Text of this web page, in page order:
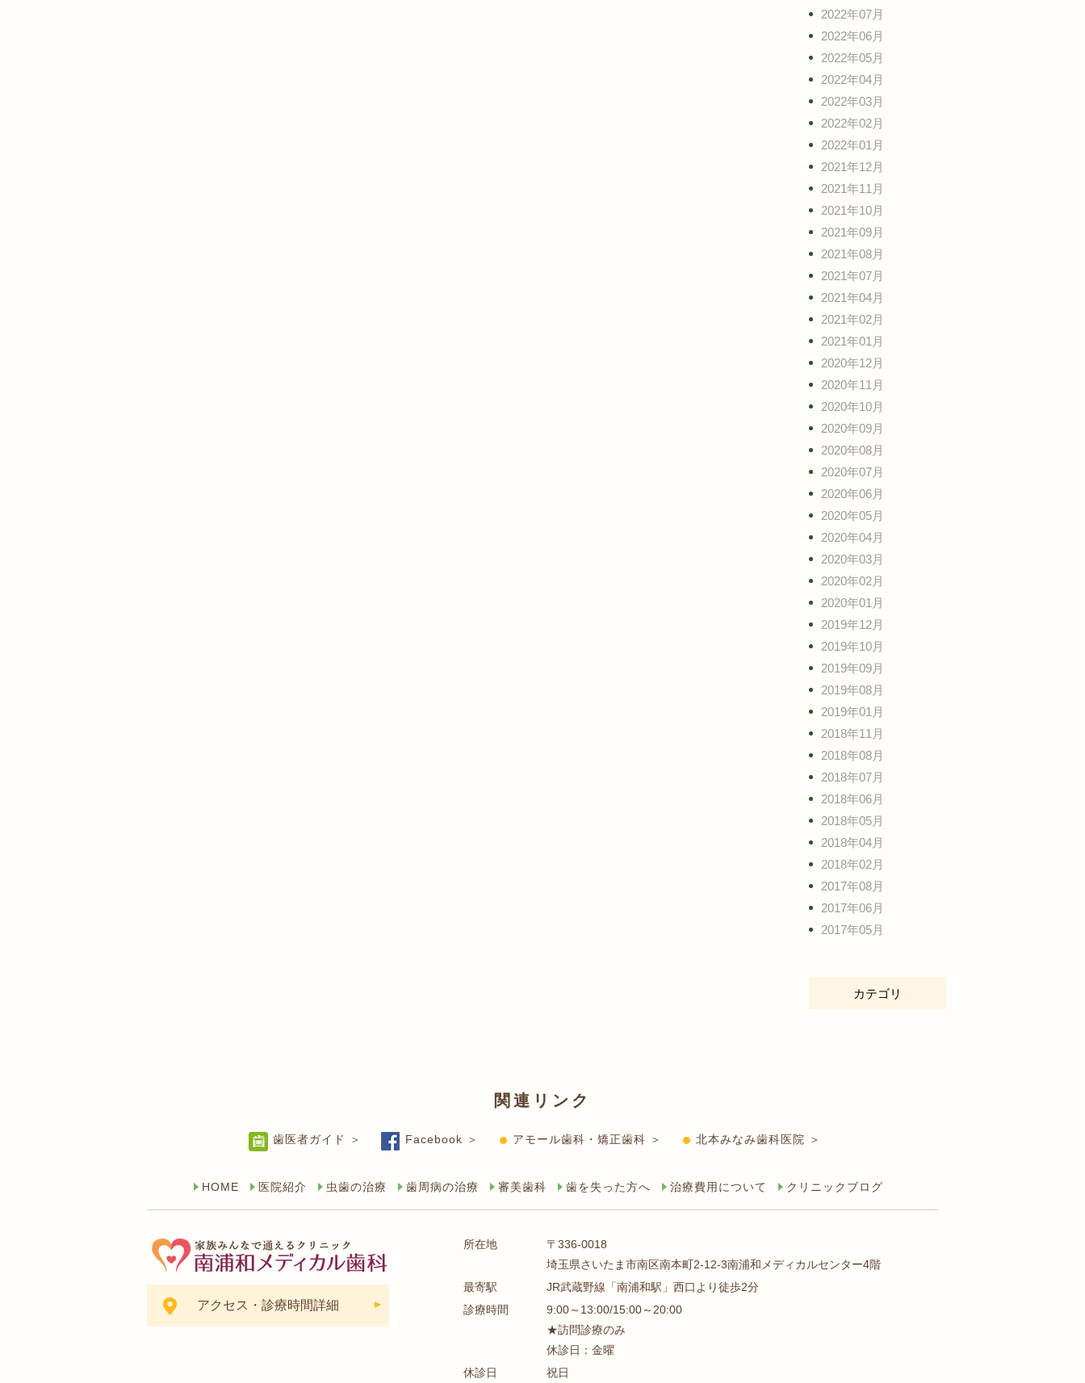
2022年07月
2022年06月
2022年05月
2022年04月
2022年03月
2022年02月
2022年01月
2021年12月
2021年11月
2021年10月
2021年09月
2021年08月
2021年07月
2021年04月
2021年02月
2021年01月
2020年12月
2020年11月
2020年10月
2020年09月
2020年08月
2020年07月
2020年06月
2020年05月
2020年04月
2020年03月
2020年02月
2020年01月
2019年12月
2019年10月
2019年09月
2019年08月
2019年01月
2018年11月
2018年08月
2018年07月
2018年06月
2018年05月
2018年04月
2018年02月
2017年08月
2017年06月
2017年05月
カテゴリ
関連リンク
歯医者ガイド ＞ Facebook ＞ アモール歯科・矯正歯科 ＞ 北本みなみ歯科医院 ＞
HOME 医院紹介 虫歯の治療 歯周病の治療 審美歯科 歯を失った方へ 治療費用について クリニックブログ
アクセス・診療時間詳細
所在地
〒336-0018
埼玉県さいたま市南区南本町2-12-3南浦和メディカルセンター4階
最寄駅
JR武蔵野線「南浦和駅」西口より徒歩2分
診療時間
9:00～13:00/15:00～20:00
★訪問診療のみ
休診日：金曜
休診日
祝日